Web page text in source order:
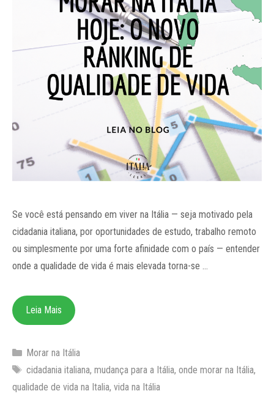
Se você está pensando em viver na Itália — seja motivado pela
cidadania italiana, por oportunidades de estudo, trabalho remoto
ou simplesmente por uma forte afinidade com o país — entender
onde a qualidade de vida é mais elevada torna-se …
Leia Mais
Categorias
Morar na Itália
Tags
cidadania italiana, mudança para a Itália, onde morar na Itália,
qualidade de vida na Italia, vida na Itália